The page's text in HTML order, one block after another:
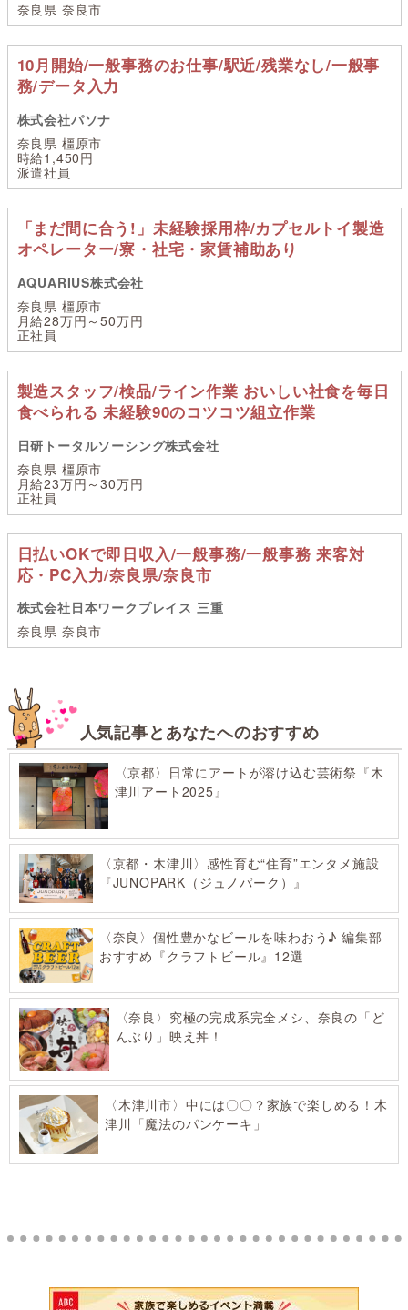
奈良県 奈良市
10月開始/一般事務のお仕事/駅近/残業なし/一般事
務/データ入力
株式会社パソナ
奈良県 橿原市
時給1,450円
派遣社員
「まだ間に合う!」未経験採用枠/カプセルトイ製造
オペレーター/寮・社宅・家賃補助あり
AQUARIUS株式会社
奈良県 橿原市
月給28万円～50万円
正社員
製造スタッフ/検品/ライン作業 おいしい社食を毎日
食べられる 未経験90のコツコツ組立作業
日研トータルソーシング株式会社
奈良県 橿原市
月給23万円～30万円
正社員
日払いOKで即日収入/一般事務/一般事務 来客対
応・PC入力/奈良県/奈良市
株式会社日本ワークプレイス 三重
奈良県 奈良市
人気記事とあなたへのおすすめ
〈京都〉日常にアートが溶け込む芸術祭『木
津川アート2025』
〈京都・木津川〉感性育む“住育”エンタメ施設
『JUNOPARK（ジュノパーク）』
〈奈良〉個性豊かなビールを味わおう♪ 編集部
おすすめ『クラフトビール』12選
〈奈良〉究極の完成系完全メシ、奈良の「ど
んぶり」映え丼！
〈木津川市〉中には〇〇？家族で楽しめる！木
津川「魔法のパンケーキ」